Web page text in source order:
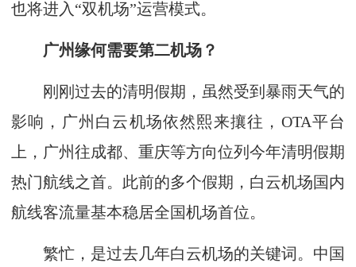
也将进入“双机场”运营模式。
广州缘何需要第二机场？
刚刚过去的清明假期，虽然受到暴雨天气的
影响，广州白云机场依然熙来攘往，OTA平台
上，广州往成都、重庆等方向位列今年清明假期
热门航线之首。此前的多个假期，白云机场国内
航线客流量基本稳居全国机场首位。
繁忙，是过去几年白云机场的关键词。中国